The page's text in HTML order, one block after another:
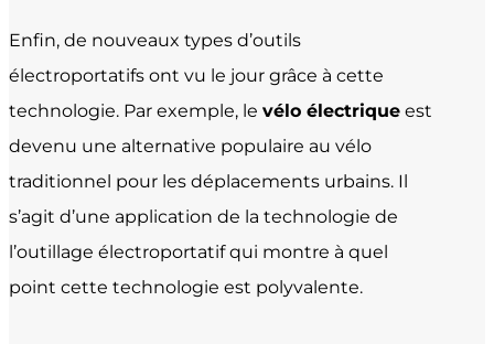
Enfin, de nouveaux types d’outils
électroportatifs ont vu le jour grâce à cette
technologie. Par exemple, le vélo électrique est
devenu une alternative populaire au vélo
traditionnel pour les déplacements urbains. Il
s’agit d’une application de la technologie de
l’outillage électroportatif qui montre à quel
point cette technologie est polyvalente.